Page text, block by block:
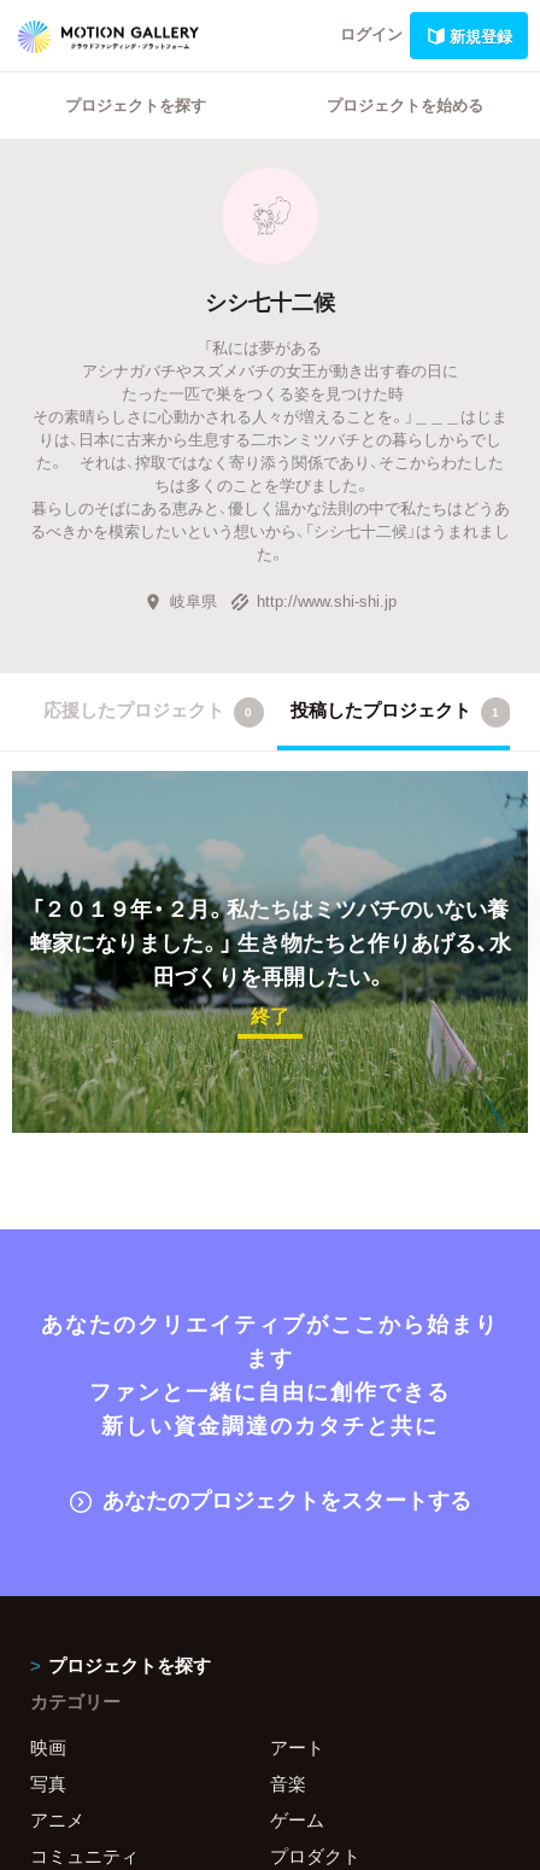
ログイン 新規登録
プロジェクトを探す プロジェクトを始める
シシ七十二候
「私には夢がある
アシナガバチやスズメバチの女王が動き出す春の日に
たった一匹で巣をつくる姿を見つけた時
その素晴らしさに心動かされる人々が増えることを。」＿＿＿はじま
りは、日本に古来から生息する二ホンミツバチとの暮らしからでし
た。 それは、搾取ではなく寄り添う関係であり、そこからわたした
ちは多くのことを学びました。
暮らしのそばにある恵みと、優しく温かな法則の中で私たちはどうあ
るべきかを模索したいという想いから、「シシ七十二候」はうまれまし
た。
岐阜県 http://www.shi-shi.jp
応援したプロジェクト 0 投稿したプロジェクト 1
「２０１９年・２月。私たちはミツバチのいない養
蜂家になりました。」生き物たちと作りあげる、水
田づくりを再開したい。
終了
あなたのクリエイティブがここから始まり
ます
ファンと一緒に自由に創作できる
新しい資金調達のカタチと共に
あなたのプロジェクトをスタートする
プロジェクトを探す
カテゴリー
映画
アート
写真
音楽
アニメ
ゲーム
コミュニティ
プロダクト